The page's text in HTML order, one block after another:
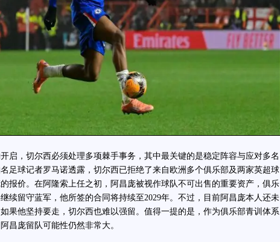
，切尔西必须处理多项棘手事务，其中最关键的是稳定阵容与应对多名
足球记者罗马诺透露，切尔西已拒绝了来自欧洲多个俱乐部及两家英超球
报价。在阿隆索上任之初，阿昌庞被视作球队不可出售的重要资产，俱乐
续留守蓝军，他所签的合同将持续至2029年。不过，目前阿昌庞本人还未
果他坚持要走，切尔西也难以强留。值得一提的是，作为俱乐部青训体系
昌庞留队可能性仍然非常大。